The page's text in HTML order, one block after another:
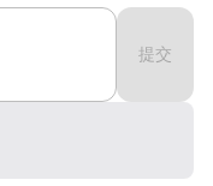
提交